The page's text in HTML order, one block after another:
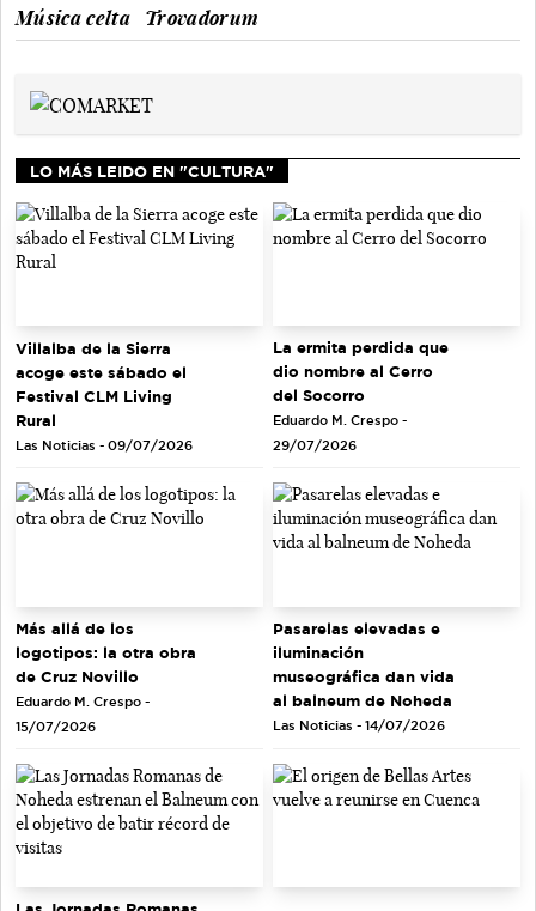
Música celta
Trovadorum
LO MÁS LEIDO EN "CULTURA"
Villalba de la Sierra
acoge este sábado el
Festival CLM Living
Rural
Las Noticias - 09/07/2026
La ermita perdida que
dio nombre al Cerro
del Socorro
Eduardo M. Crespo -
29/07/2026
Más allá de los
logotipos: la otra obra
de Cruz Novillo
Eduardo M. Crespo -
15/07/2026
Pasarelas elevadas e
iluminación
museográfica dan vida
al balneum de Noheda
Las Noticias - 14/07/2026